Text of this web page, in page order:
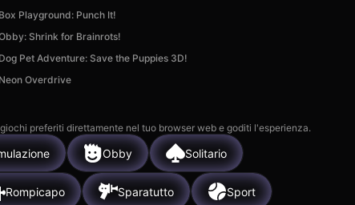
Box Playground: Punch It!
Shrink for Brainrots!
Dog Pet Adventure: Save the Puppies 3D!
Neon Overdrive
preferiti direttamente nel tuo browser web e goditi l'esperienza.
Obby Solitario
Rompicapo Sparatutto Sport